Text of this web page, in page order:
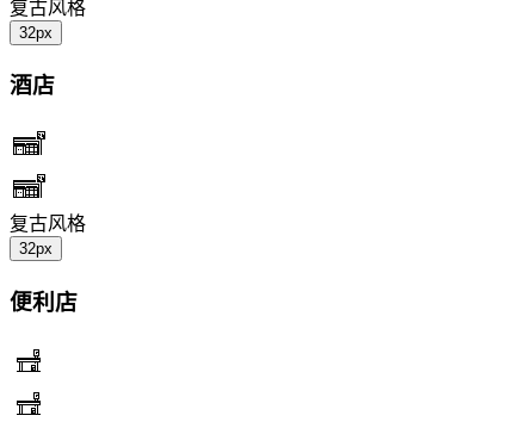
复古风格
32px
酒店
复古风格
32px
便利店